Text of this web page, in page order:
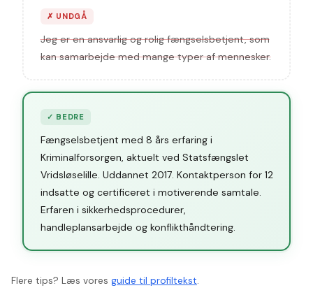
✗ UNDGÅ
Jeg er en ansvarlig og rolig fængselsbetjent, som
kan samarbejde med mange typer af mennesker.
✓ BEDRE
Fængselsbetjent med 8 års erfaring i
Kriminalforsorgen, aktuelt ved Statsfængslet
Vridsløselille. Uddannet 2017. Kontaktperson for 12
indsatte og certificeret i motiverende samtale.
Erfaren i sikkerhedsprocedurer,
handleplansarbejde og konflikthåndtering.
Flere tips? Læs vores guide til profiltekst.